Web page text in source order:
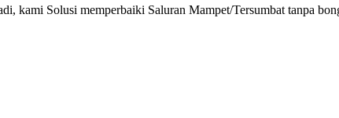
kami Solusi memperbaiki Saluran Mampet/Tersumbat tanpa